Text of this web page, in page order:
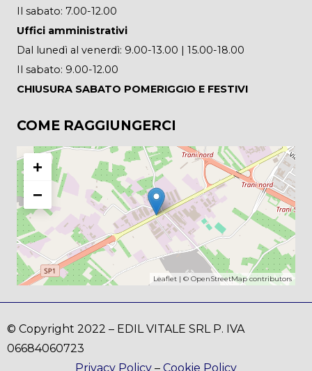
Il sabato: 7.00-12.00
Uffici amministrativi
Dal lunedì al venerdì: 9.00-13.00 | 15.00-18.00
Il sabato: 9.00-12.00
CHIUSURA SABATO POMERIGGIO E FESTIVI
COME RAGGIUNGERCI
+
−
Leaflet | © OpenStreetMapcontributors
© Copyright 2022 – EDIL VITALE SRL P. IVA
06684060723
Privacy Policy – Cookie Policy